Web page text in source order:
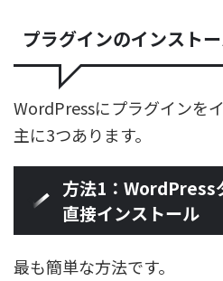
プラグインのインスト
WordPressにプラグインを
主に3つあります。
方法1：WordPress
直接インストール
最も簡単な方法です。